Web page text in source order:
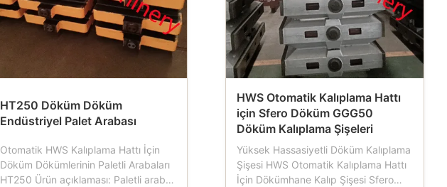
HT250 Döküm Döküm
Endüstriyel Palet Arabası
Otomatik HWS Kalıplama Hattı İçin
Döküm Dökümlerinin Paletli Arabaları
HT250 Ürün açıklaması: Paletli araba,
HWS Otomatik Kalıplama Hattı
için Sfero Döküm GGG50
Döküm Kalıplama Şişeleri
Yüksek Hassasiyetli Döküm Kalıplama
Şişesi HWS Otomatik Kalıplama Hattı
İçin Dökümhane Kalıp Şişesi Sfero